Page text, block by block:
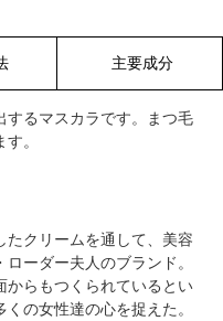
主要成分
するマスカラです。まつ毛
。
たクリームを通して、美容
ーダー夫人のブランド。
からもつくられているとい
の女性達の心を捉えた。